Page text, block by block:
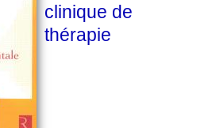
clinique de
thérapie